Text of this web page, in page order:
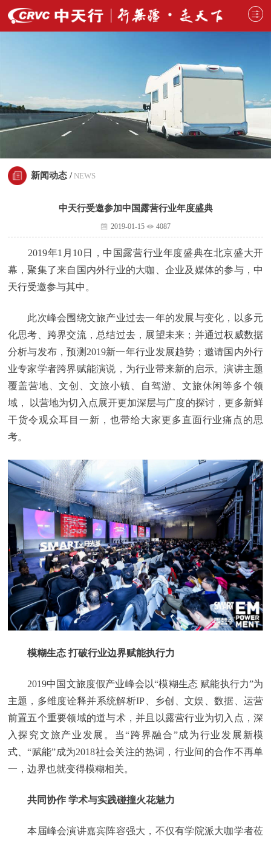
新闻动态 / NEWS
中天行受邀参加中国露营行业年度盛典
2019-01-15 4087
2019年1月10日，中国露营行业年度盛典在北京盛大开
幕，聚集了来自国内外行业的大咖、企业及媒体的参与，中
天行受邀参与其中。
此次峰会围绕文旅产业过去一年的发展与变化，以多元
化思考、跨界交流，总结过去，展望未来；并通过权威数据
分析与发布，预测2019新一年行业发展趋势；邀请国内外行
业专家学者跨界赋能演说，为行业带来新的启示。演讲主题
覆盖营地、文创、文旅小镇、自驾游、文旅休闲等多个领
域， 以营地为切入点展开更加深层与广度的探讨，更多新鲜
干货令观众耳目一新，也带给大家更多直面行业痛点的思
考。
模糊生态 打破行业边界赋能执行力
2019中国文旅度假产业峰会以“模糊生态 赋能执行力”为
主题，多维度诠释并系统解析IP、乡创、文娱、数据、运营
前置五个重要领域的道与术，并且以露营行业为切入点，深
入探究文旅产业发展。当“跨界融合”成为行业发展新模
式、“赋能”成为2018社会关注的热词，行业间的合作不再单
一，边界也就变得模糊相关。
共同协作 学术与实践碰撞火花魅力
本届峰会演讲嘉宾阵容强大，不仅有学院派大咖学者莅